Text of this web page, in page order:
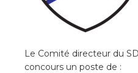
Le Comité directeur du
concours un poste de :